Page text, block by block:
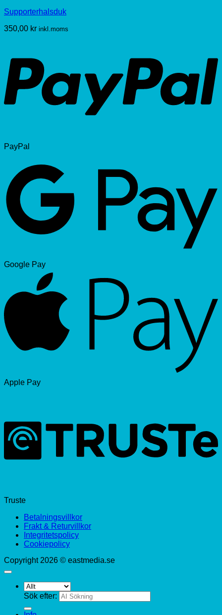
Supporterhalsduk
350,00 kr inkl.moms
PayPal
Google Pay
Apple Pay
Truste
Betalningsvillkor
Frakt & Returvillkor
Integritetspolicy
Cookiepolicy
Copyright 2026 © eastmedia.se
Sök efter: